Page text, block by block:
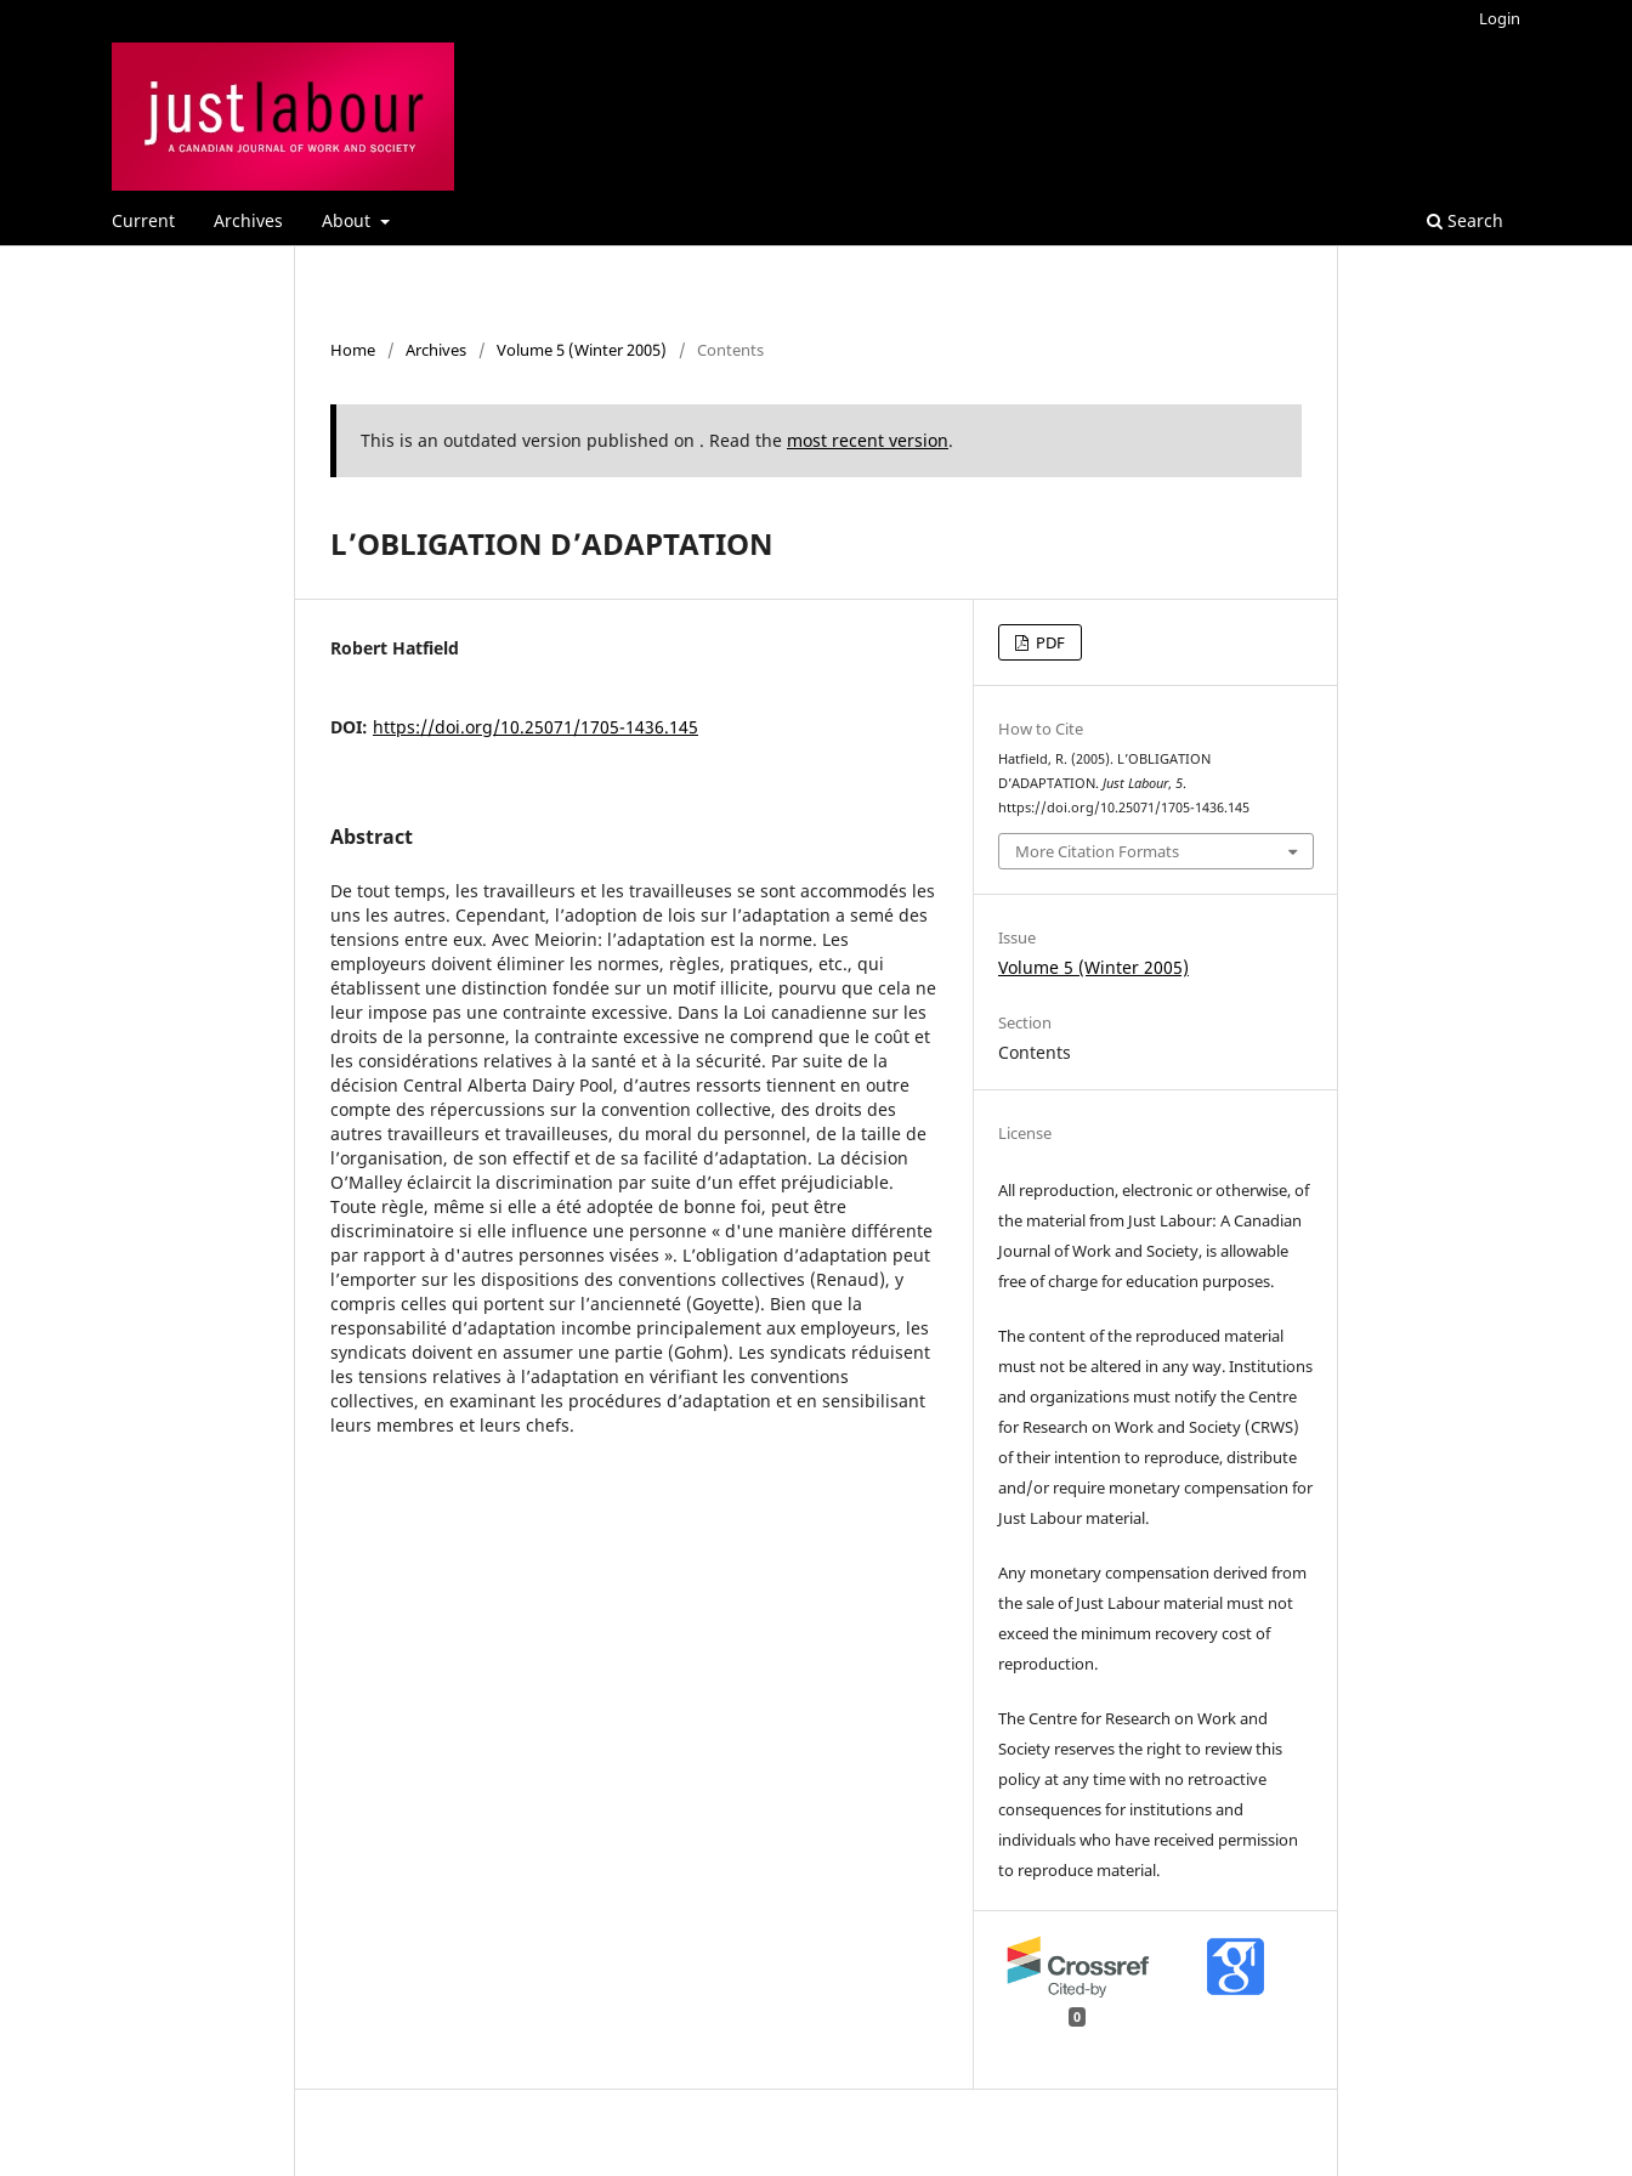
Current Archives About Search
Login
Home / Archives / Volume 5 (Winter 2005) / Contents
This is an outdated version published on . Read the most recent version.
L’OBLIGATION D’ADAPTATION
Robert Hatfield
DOI: https://doi.org/10.25071/1705-1436.145
Abstract
De tout temps, les travailleurs et les travailleuses se sont accommodés les
uns les autres. Cependant, l’adoption de lois sur l’adaptation a semé des
tensions entre eux. Avec Meiorin: l’adaptation est la norme. Les
employeurs doivent éliminer les normes, règles, pratiques, etc., qui
établissent une distinction fondée sur un motif illicite, pourvu que cela ne
leur impose pas une contrainte excessive. Dans la Loi canadienne sur les
droits de la personne, la contrainte excessive ne comprend que le coût et
les considérations relatives à la santé et à la sécurité. Par suite de la
décision Central Alberta Dairy Pool, d’autres ressorts tiennent en outre
compte des répercussions sur la convention collective, des droits des
autres travailleurs et travailleuses, du moral du personnel, de la taille de
l’organisation, de son effectif et de sa facilité d’adaptation. La décision
O’Malley éclaircit la discrimination par suite d’un effet préjudiciable.
Toute règle, même si elle a été adoptée de bonne foi, peut être
discriminatoire si elle influence une personne « d'une manière différente
par rapport à d'autres personnes visées ». L’obligation d’adaptation peut
l’emporter sur les dispositions des conventions collectives (Renaud), y
compris celles qui portent sur l’ancienneté (Goyette). Bien que la
responsabilité d’adaptation incombe principalement aux employeurs, les
syndicats doivent en assumer une partie (Gohm). Les syndicats réduisent
les tensions relatives à l’adaptation en vérifiant les conventions
collectives, en examinant les procédures d’adaptation et en sensibilisant
leurs membres et leurs chefs.
PDF
How to Cite
Hatfield, R. (2005). L’OBLIGATION
D’ADAPTATION. Just Labour, 5.
https://doi.org/10.25071/1705-1436.145
More Citation Formats
Issue
Volume 5 (Winter 2005)
Section
Contents
License
All reproduction, electronic or otherwise, of
the material from Just Labour: A Canadian
Journal of Work and Society, is allowable
free of charge for education purposes.
The content of the reproduced material
must not be altered in any way. Institutions
and organizations must notify the Centre
for Research on Work and Society (CRWS)
of their intention to reproduce, distribute
and/or require monetary compensation for
Just Labour material.
Any monetary compensation derived from
the sale of Just Labour material must not
exceed the minimum recovery cost of
reproduction.
The Centre for Research on Work and
Society reserves the right to review this
policy at any time with no retroactive
consequences for institutions and
individuals who have received permission
to reproduce material.
0